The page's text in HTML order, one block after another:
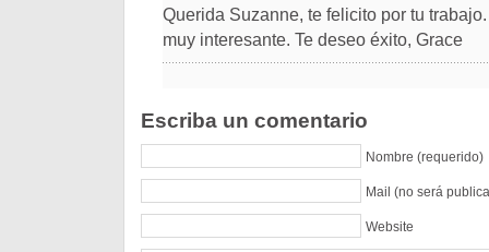
Querida Suzanne, te felicito por tu
muy interesante. Te deseo éxito, Grace
Escriba un comentario
Nombre (requerido)
Mail (no será
Website